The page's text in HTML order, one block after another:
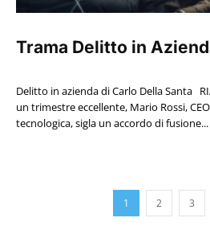
Trama Delitto in
Delitto in azienda di Carlo Della Santa
un trimestre eccellente, Mario Rossi,
tecnologica, sigla un accordo di fusione...
1 2 3